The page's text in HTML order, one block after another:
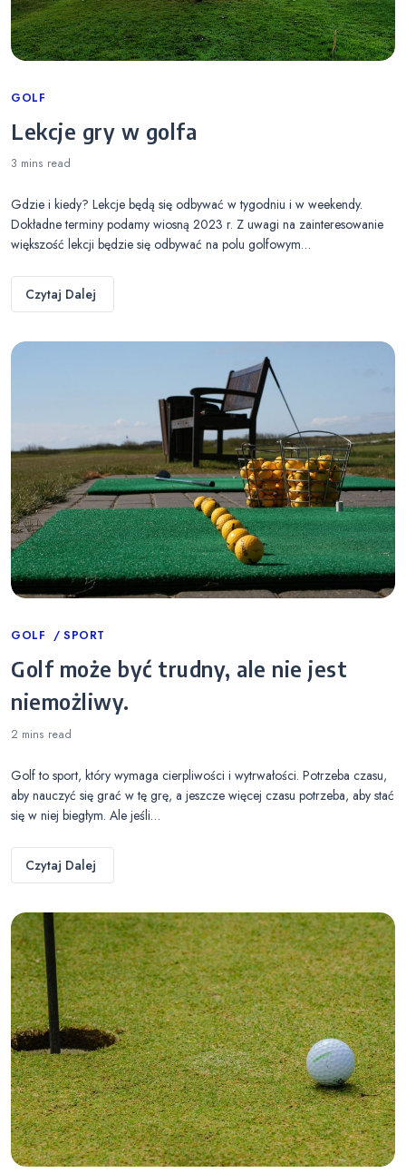
Categories
GOLF
Lekcje gry w golfa
3 mins read
Gdzie i kiedy? Lekcje będą się odbywać w tygodniu i w weekendy.
Dokładne terminy podamy wiosną 2023 r. Z uwagi na zainteresowanie
większość lekcji będzie się odbywać na polu golfowym…
Czytaj Dalej
Categories
GOLF SPORT
Golf może być trudny, ale nie jest
niemożliwy.
2 mins read
Golf to sport, który wymaga cierpliwości i wytrwałości. Potrzeba czasu,
aby nauczyć się grać w tę grę, a jeszcze więcej czasu potrzeba, aby stać
się w niej biegłym. Ale jeśli…
Czytaj Dalej